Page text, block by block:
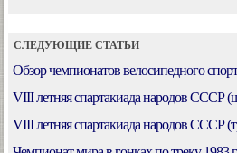
СЛЕДУЮЩИЕ СТАТЬИ
Обзор чемпионатов велосипедного
VIII летняя спартакиада народов СССР
VIII летняя спартакиада народов СССР